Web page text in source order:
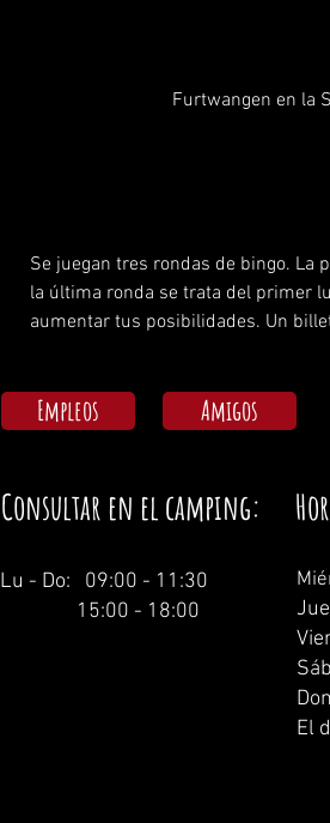
Furtwangen en la
Se juegan tres rondas de bingo. La
la última ronda se trata del primer
aumentar tus posibilidades. Un
Empleos Amigos
Consultar en el camping:
Lu - Do: 09:00 - 11:30
15:00 - 18:00
El